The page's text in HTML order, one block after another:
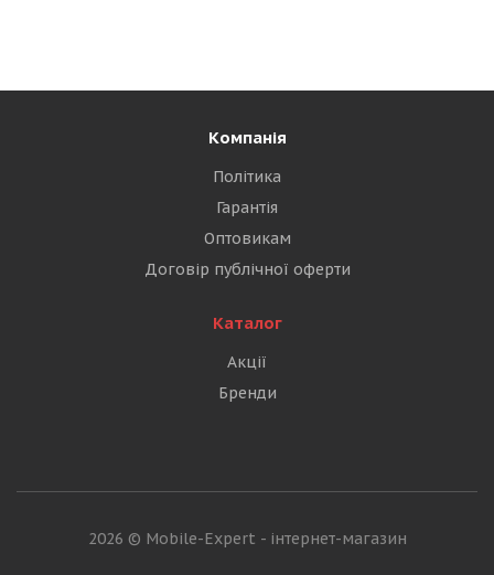
Компанія
Політика
Гарантія
Оптовикам
Договір публічної оферти
Каталог
Акції
Бренди
2026 © Mobile-Expert - інтернет-магазин